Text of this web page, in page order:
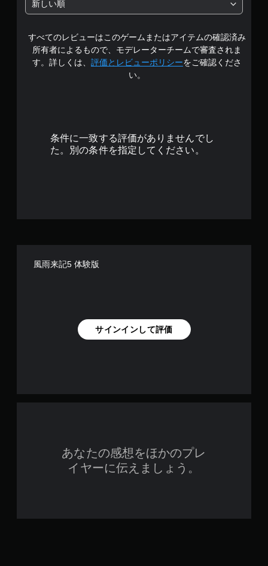
中
の
3
新しい順
すべてのレビューはこのゲームまたはアイテムの確認済み
所有者によるもので、モデレーターチームで審査されま
す。詳しくは、 評価とレビューポリシーをご確認くださ
い。
条件に一致する評価がありませんでし
た。別の条件を指定してください。
風雨来記5 体験版
サインインして評価
あなたの感想をほかのプレ
イヤーに伝えましょう。